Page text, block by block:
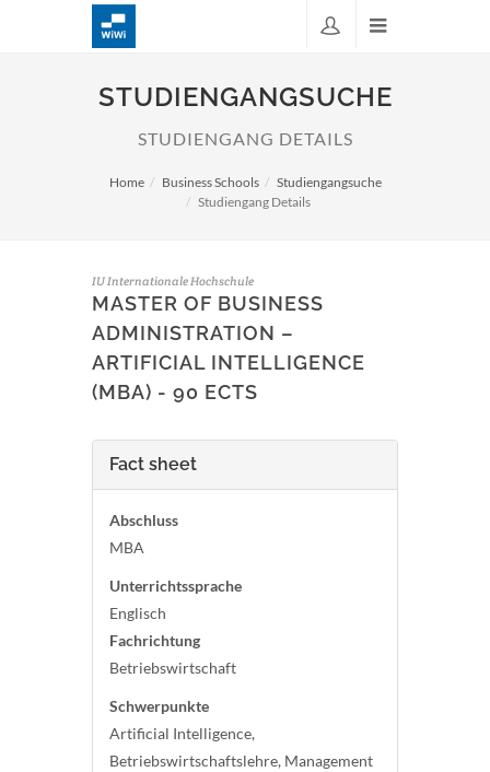
STUDIENGANGSUCHE
STUDIENGANG DETAILS
Home Business Schools
Studiengangsuche
Studiengang Details
IU Internationale Hochschule
MASTER OF BUSINESS
ADMINISTRATION –
ARTIFICIAL INTELLIGENCE
(MBA) - 90 ECTS
Fact sheet
Abschluss
MBA
Unterrichtssprache
Englisch
Fachrichtung
Betriebswirtschaft
Schwerpunkte
Artificial Intelligence,
Betriebswirtschaftslehre, Management